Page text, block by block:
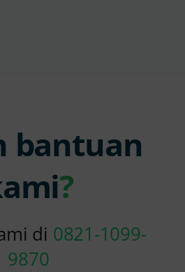
bantuan
?
di 0821-1099-
9870